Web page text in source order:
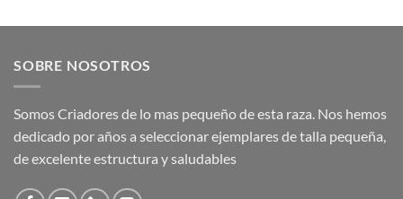
SOBRE NOSOTROS
Somos Criadores de lo mas pequeño de esta raza. Nos hemos
dedicado por años a seleccionar ejemplares de talla pequeña,
de excelente estructura y saludables